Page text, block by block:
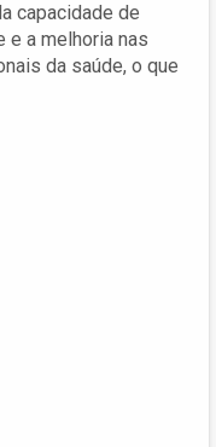
capacidade de
e a melhoria nas
da saúde, o que